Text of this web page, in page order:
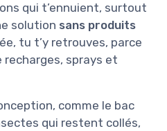
qui t’ennuient, surtout
solution sans produits
tu t’y retrouves, parce
recharges, sprays et
comme le bac
qui restent collés,